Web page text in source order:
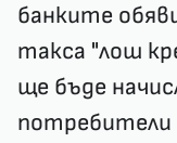
банките
такса "лош
ще бъде
потребители